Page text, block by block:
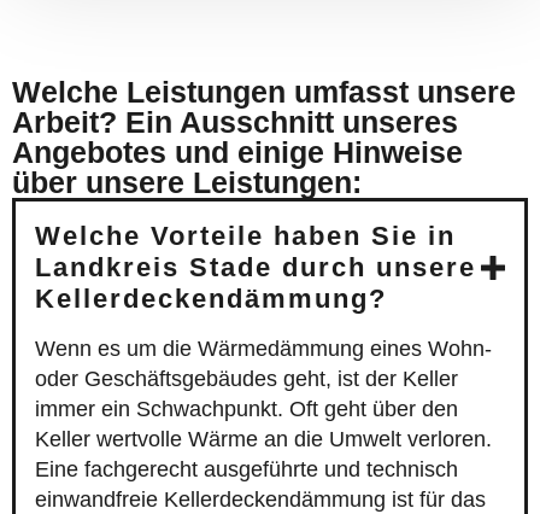
Welche Leistungen umfasst unsere
Arbeit? Ein Ausschnitt unseres
Angebotes und einige Hinweise
über unsere Leistungen:
Welche Vorteile haben Sie in
Landkreis Stade durch unsere
Kellerdeckendämmung?
Wenn es um die Wärmedämmung eines Wohn-
oder Geschäftsgebäudes geht, ist der Keller
immer ein Schwachpunkt. Oft geht über den
Keller wertvolle Wärme an die Umwelt verloren.
Eine fachgerecht ausgeführte und technisch
einwandfreie Kellerdeckendämmung ist für das